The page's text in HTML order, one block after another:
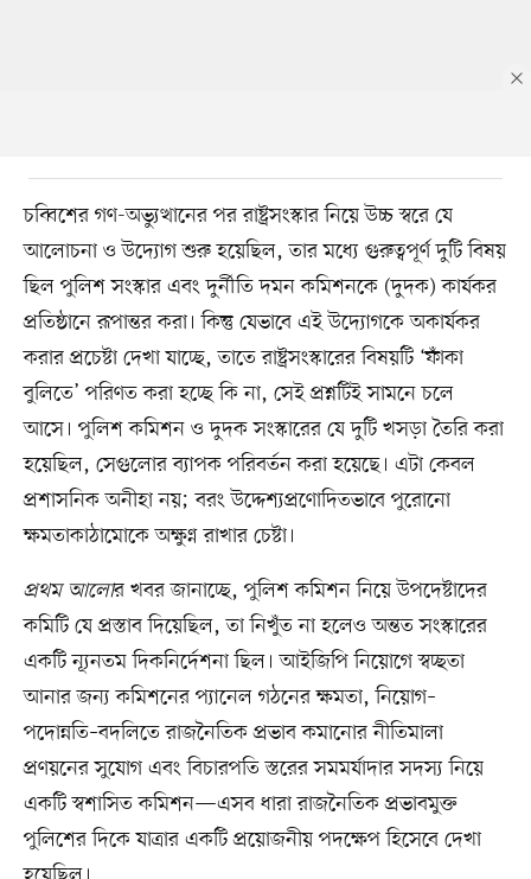
চব্বিশের গণ-অভ্যুত্থানের পর রাষ্ট্রসংস্কার নিয়ে উচ্চ স্বরে যে
আলোচনা ও উদ্যোগ শুরু হয়েছিল, তার মধ্যে গুরুত্বপূর্ণ দুটি বিষয়
ছিল পুলিশ সংস্কার এবং দুর্নীতি দমন কমিশনকে (দুদক) কার্যকর
প্রতিষ্ঠানে রূপান্তর করা। কিন্তু যেভাবে এই উদ্যোগকে অকার্যকর
করার প্রচেষ্টা দেখা যাচ্ছে, তাতে রাষ্ট্রসংস্কারের বিষয়টি ‘ফাঁকা
বুলিতে’ পরিণত করা হচ্ছে কি না, সেই প্রশ্নটিই সামনে চলে
আসে। পুলিশ কমিশন ও দুদক সংস্কারের যে দুটি খসড়া তৈরি করা
হয়েছিল, সেগুলোর ব্যাপক পরিবর্তন করা হয়েছে। এটা কেবল
প্রশাসনিক অনীহা নয়; বরং উদ্দেশ্যপ্রণোদিতভাবে পুরোনো
ক্ষমতাকাঠামোকে অক্ষুণ্ন রাখার চেষ্টা।
প্রথম আলোর খবর জানাচ্ছে, পুলিশ কমিশন নিয়ে উপদেষ্টাদের
কমিটি যে প্রস্তাব দিয়েছিল, তা নিখুঁত না হলেও অন্তত সংস্কারের
একটি ন্যূনতম দিকনির্দেশনা ছিল। আইজিপি নিয়োগে স্বচ্ছতা
আনার জন্য কমিশনের প্যানেল গঠনের ক্ষমতা, নিয়োগ–
পদোন্নতি–বদলিতে রাজনৈতিক প্রভাব কমানোর নীতিমালা
প্রণয়নের সুযোগ এবং বিচারপতি স্তরের সমমর্যাদার সদস্য নিয়ে
একটি স্বশাসিত কমিশন—এসব ধারা রাজনৈতিক প্রভাবমুক্ত
পুলিশের দিকে যাত্রার একটি প্রয়োজনীয় পদক্ষেপ হিসেবে দেখা